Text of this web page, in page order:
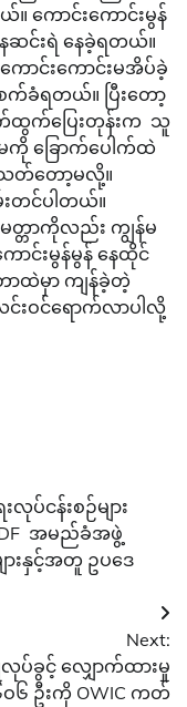
ကောင်းကောင်းမွန်
ဆင်းရဲ နေခဲ့ရတယ်။
ာင်းကောင်းမအိပ်ခဲ့
က်ခံရတယ်။ ပြီးတော့
ထွက်ပြေးတုန်းက သူ
ခြောက်ပေါက်ထဲ
တ်တော့မလို့။
တင်ပါတယ်။
တ္တာကိုလည်း ကျွန်မ
ာင်းမွန်မွန် နေထိုင်
ာထဲမှာ ကျန်ခဲ့တဲ့
းဝင်ရောက်လာပါလို့
ပ်ငန်းစဉ်များ
အမည်ခံအဖွဲ့
ားနှင့်အတူ ဥပဒေ
Next:
လုပ်ခွင့် လျှောက်ထားမှု
ဝ၆ ဦးကို OWIC ကတ်